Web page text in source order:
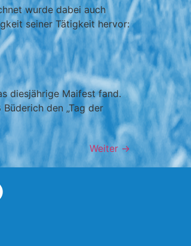
wurde dabei auch
seiner Tätigkeit hervor:
diesjährige Maifest fand.
den „Tag der
Weiter →